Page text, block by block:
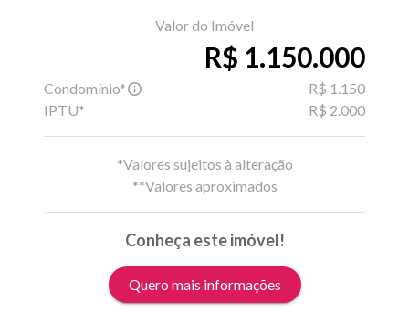
Valor do Imóvel
R$ 1.150.000
Condomínio*
R$ 1.150
IPTU*
R$ 2.000
*Valores sujeitos à alteração
**Valores aproximados
Conheça este imóvel!
Quero mais informações